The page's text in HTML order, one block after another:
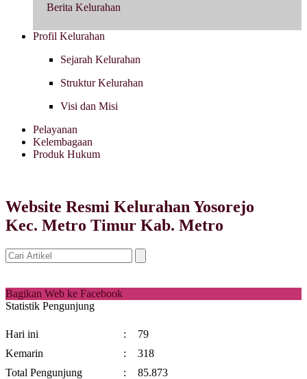
Berita Kelurahan
Profil Kelurahan
Sejarah Kelurahan
Struktur Kelurahan
Visi dan Misi
Pelayanan
Kelembagaan
Produk Hukum
Website Resmi Kelurahan Yosorejo
Kec. Metro Timur Kab. Metro
Bagikan Web ke Facebook
Statistik Pengunjung
Hari ini :
79
Kemarin
:
318
Total Pengunjung
:
85.873